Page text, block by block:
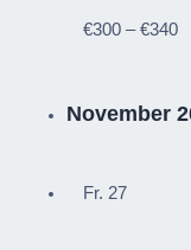
€300 – €340
November
Fr. 27